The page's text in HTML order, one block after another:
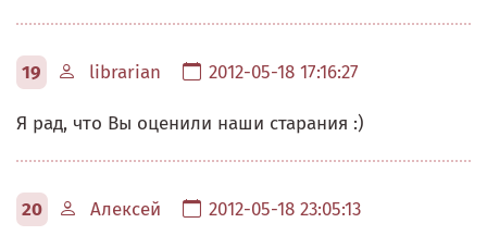
19 librarian 2012-05-18 17:16:27
Я рад, что Вы оценили наши старания :)
20 Алексей 2012-05-18 23:05:13